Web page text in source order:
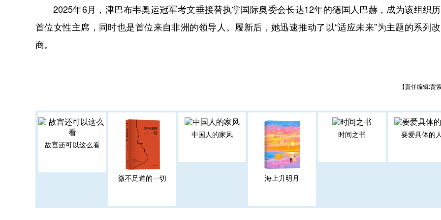
2025年6月，津巴布韦奥运冠军考文垂接替执掌国际奥委会长达12年的德国人巴赫，成为该组织历
首位女性主席，同时也是首位来自非洲的领导人。履新后，她迅速推动了以“适应未来”为主题的系列
商。
【责任编辑:贾
故宫还可以这么看
微不足道的一切
中国人的家风
海上升明月
时间之书 要爱具体的人